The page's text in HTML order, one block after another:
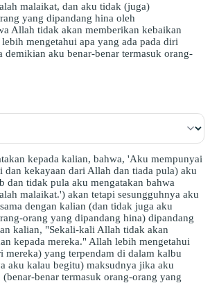
malaikat, dan aku tidak (juga)
yang dipandang hina oleh
Allah tidak akan memberikan kebaikan
mengetahui apa yang ada pada diri
demikian aku benar-benar termasuk orang-
kepada kalian, bahwa, 'Aku mempunyai
dan kekayaan dari Allah dan tiada pula) aku
dan tidak pula aku mengatakan bahwa
malaikat.') akan tetapi sesungguhnya aku
dengan kalian (dan tidak juga aku
orang yang dipandang hina) dipandang
kalian, "Sekali-kali Allah tidak akan
kepada mereka." Allah lebih mengetahui
mereka) yang terpendam di dalam kalbu
aku kalau begitu) maksudnya jika aku
benar termasuk orang-orang yang